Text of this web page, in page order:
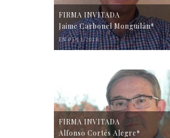
FIRMA INVITADA
Jaime Carbonel Monguilán*
EN 05/11/2016
FIRMA INVITADA
Alfonso Cortés Alegre*